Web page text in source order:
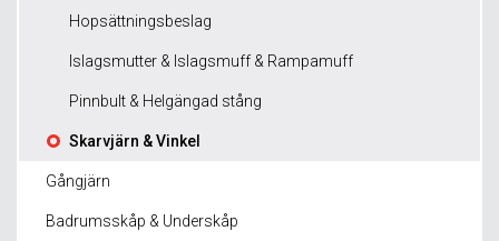
Hopsättningsbeslag
Islagsmutter & Islagsmuff & Rampamuff
Pinnbult & Helgängad stång
Skarvjärn & Vinkel
Gångjärn
Badrumsskåp & Underskåp